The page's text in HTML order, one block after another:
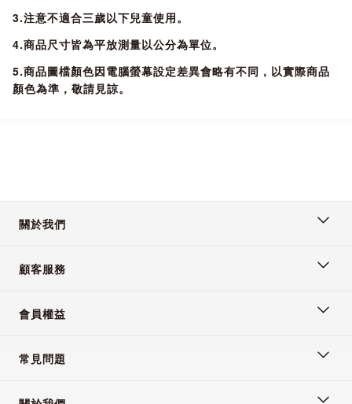
3.注意不適合三歲以下兒童使用。
4.商品尺寸皆為平放測量以公分為單位。
5.商品圖檔顏色因電腦螢幕設定差異會略有不同，以實際商品
顏色為準，敬請見諒。
關於我們
顧客服務
會員權益
常見問題